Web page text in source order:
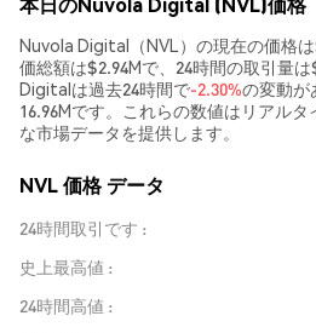
Nuvola Digital（NVL）の現在の価格
価総額は$2.94Mで、24時間の取引量
Digitalは過去24時間で-2.30%の変動が
16.96Mです。これらの数値はリアル
な市場データを提供します。
NVL 価格 データ
24時間取引です
史上最高値
24時間高値